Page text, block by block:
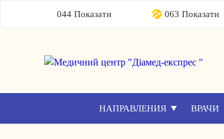
044 Показати 063 Показати
НАПРАВЛЕНИЯ ВРАЧИ